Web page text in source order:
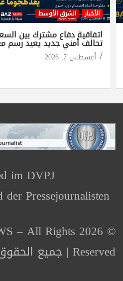
الأخبار الشرق الأوسط
اتفاقية دفاع مشترك بين
تحالف أمني جديد يعيد رسم
أغسطس 7, 2026
im DVPJ
Pressejournalisten
– All Rights
Reserved | جميع الحقوق محفوظة